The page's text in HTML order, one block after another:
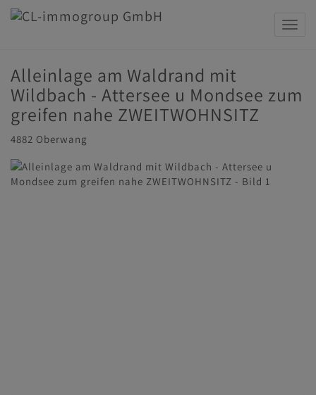
Alleinlage am Waldrand mit
Wildbach - Attersee u Mondsee zum
greifen nahe ZWEITWOHNSITZ
4882 Oberwang